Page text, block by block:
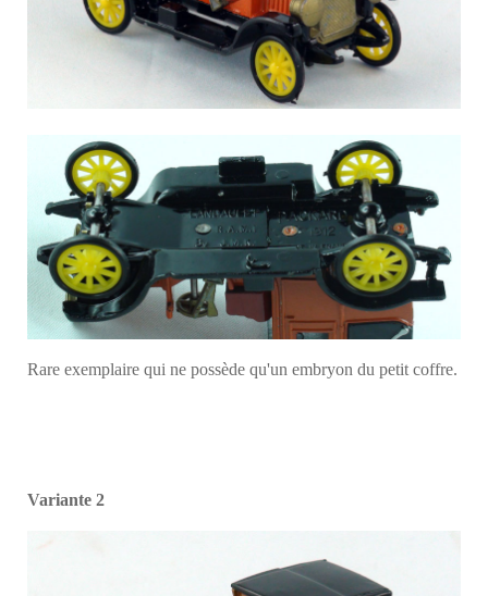
Rare exemplaire qui ne possède qu'un embryon du petit coffre.
Variante 2